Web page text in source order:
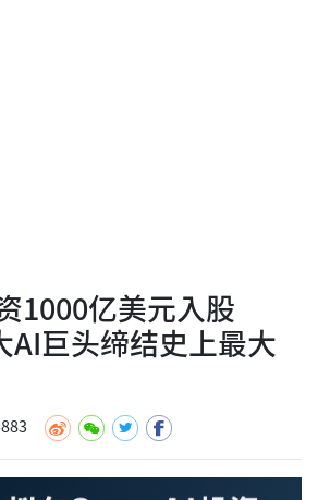
1000亿美元入股
AI巨头缔结史上最大